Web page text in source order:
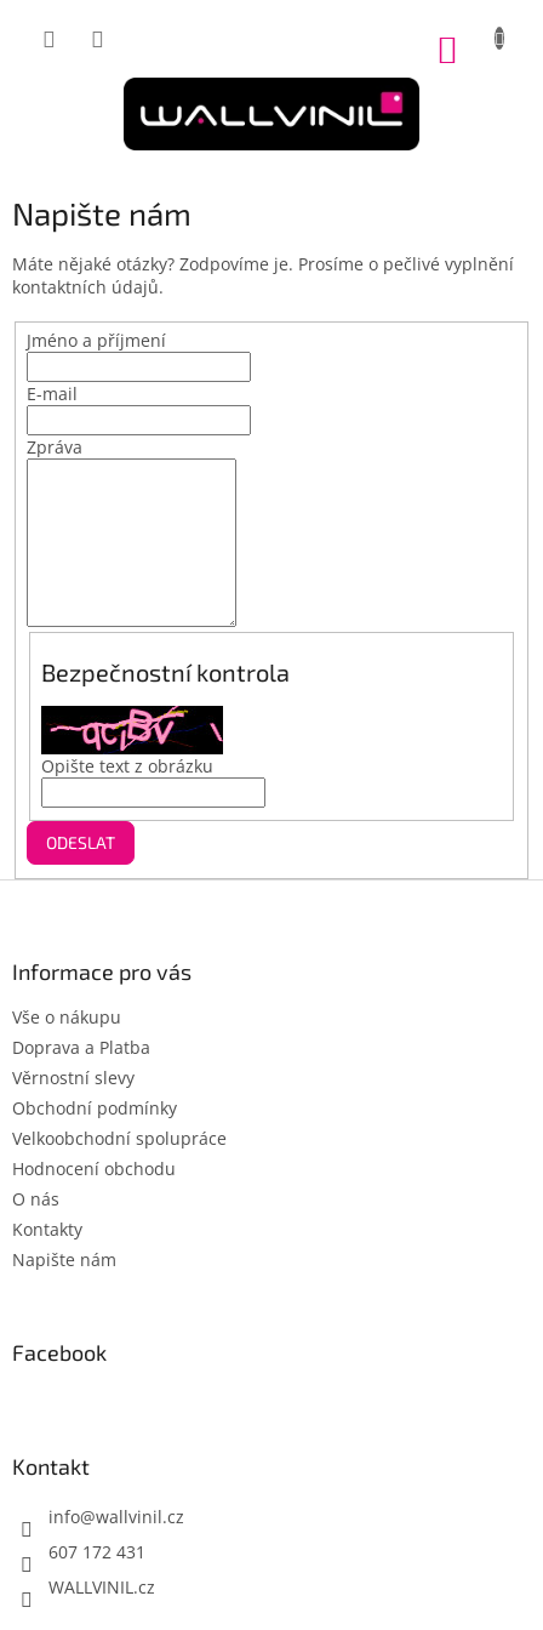
Napište nám
Máte nějaké otázky? Zodpovíme je. Prosíme o pečlivé vyplnění
kontaktních údajů.
Jméno a příjmení
E-mail
Zpráva
Bezpečnostní kontrola
Opište text z obrázku
ODESLAT
Informace pro vás
Vše o nákupu
Doprava a Platba
Věrnostní slevy
Obchodní podmínky
Velkoobchodní spolupráce
Hodnocení obchodu
O nás
Kontakty
Napište nám
Facebook
Kontakt
info@wallvinil.cz
607 172 431
WALLVINIL.cz